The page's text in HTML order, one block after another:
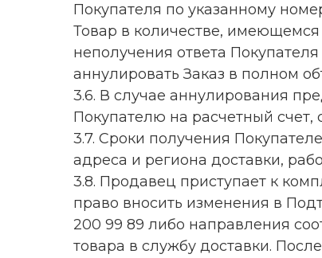
Покупателя по указанному
Товар в количестве,
неполучения ответа
аннулировать Заказ в полном
3.6. В случае аннулирования
Покупателю на расчетный счет,
3.7. Сроки получения
адреса и региона доставки,
3.8. Продавец приступает к
право вносить изменения в
200 99 89 либо направления
товара в службу доставки.